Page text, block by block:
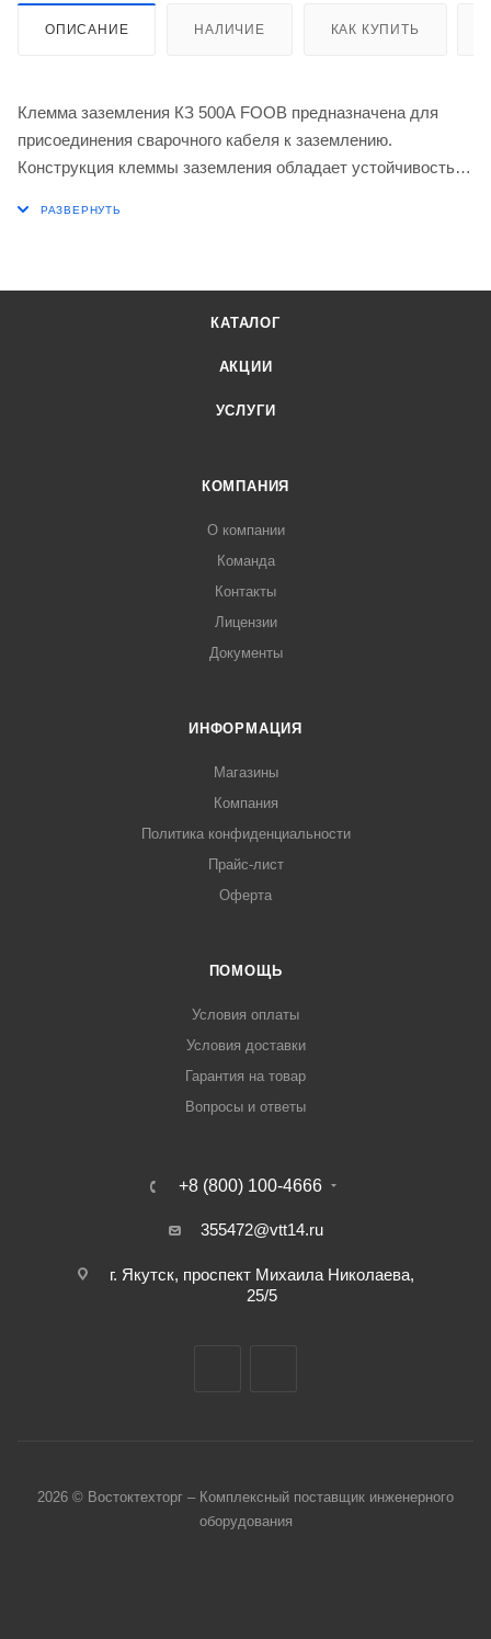
ОПИСАНИЕ НАЛИЧИЕ КАК КУПИТЬ
Клемма заземления КЗ 500А FOOB предназначена для
присоединения сварочного кабеля к заземлению.
Конструкция клеммы заземления обладает устойчивостью
КАТАЛОГ
АКЦИИ
УСЛУГИ
КОМПАНИЯ
О компании
Команда
Контакты
Лицензии
Документы
ИНФОРМАЦИЯ
Магазины
Компания
Политика конфиденциальности
Прайс-лист
Оферта
ПОМОЩЬ
Условия оплаты
Условия доставки
Гарантия на товар
Вопросы и ответы
+8 (800) 100-4666
355472@vtt14.ru
г. Якутск, проспект Михаила Николаева,
25/5
2026 © Востоктехторг – Комплексный поставщик инженерного
оборудования